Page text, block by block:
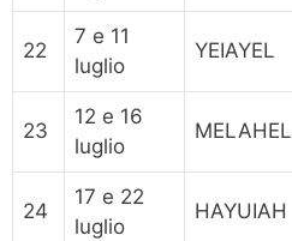
22
7 e 11
luglio
YEIAYEL
23
12 e 16
luglio
MELAHEL
24
17 e 22
luglio
HAYUIAH